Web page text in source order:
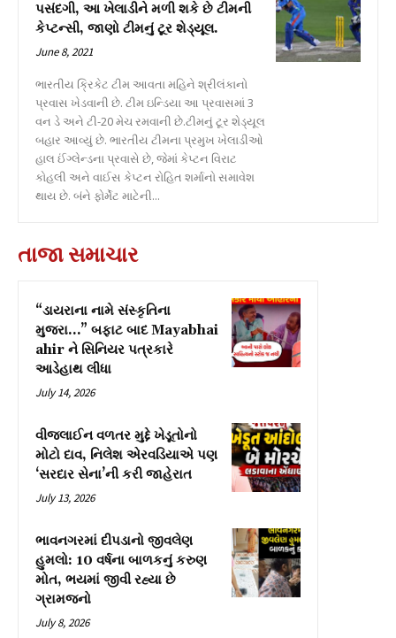
પસંદગી, આ ખેલાડીને મળી શકે છે ટીમની
કેપ્ટન્સી, જાણો ટીમનું ટૂર શેડ્યૂલ.
June 8, 2021
ભારતીય ક્રિકેટ ટીમ આવતા મહિને શ્રીલંકાનો
પ્રવાસ ખેડવાની છે. ટીમ ઇન્ડિયા આ પ્રવાસમાં 3
વન ડે અને ટી-20 મેચ રમવાની છે.ટીમનું ટૂર શેડ્યૂલ
બહાર આવ્યું છે. ભારતીય ટીમના પ્રમુખ ખેલાડીઓ
હાલ ઈંગ્લેન્ડના પ્રવાસે છે, જેમાં કેપ્ટન વિરાટ
કોહલી અને વાઈસ કેપ્ટન રોહિત શર્માનો સમાવેશ
થાય છે. બંને ફોર્મેટ માટેની...
તાજા સમાચાર
“ડાયરાના નામે સંસ્કૃતિના
મુજરા…” બફાટ બાદ Mayabhai
ahir ને સિનિયર પત્રકારે
આડેહાથ લીધા
July 14, 2026
વીજલાઈન વળતર મુદ્દે ખેડૂતોનો
મોટો દાવ, નિલેશ એરવડિયાએ પણ
‘સરદાર સેના’ની કરી જાહેરાત
July 13, 2026
ભાવનગરમાં દીપડાનો જીવલેણ
હુમલો: 10 વર્ષના બાળકનું કરુણ
મોત, ભયમાં જીવી રહ્યા છે
ગ્રામજનો
July 8, 2026